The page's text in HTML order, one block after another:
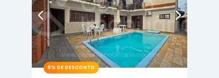
9% DE DESCONTO